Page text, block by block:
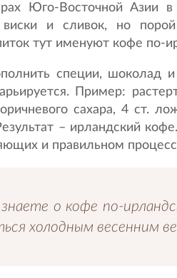
Юго-Восточной Азии
и сливок, но
тут именуют кофе по-
специи, шоколад
Пример:
сахара, 4 ст.
– ирландский
и правильном
о кофе по-
холодным весенним